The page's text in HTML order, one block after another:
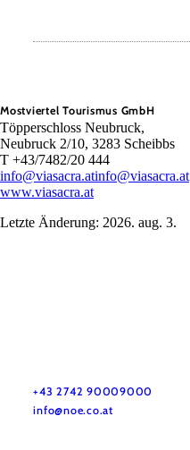
Mostviertel Tourismus GmbH
Töpperschloss Neubruck,
Neubruck 2/10, 3283 Scheibbs
T +43/7482/20 444
info@viasacra.atinfo@viasacra.at
www.viasacra.at
Letzte Änderung: 2026. aug. 3.
+43 2742 90009000
info@noe.co.at